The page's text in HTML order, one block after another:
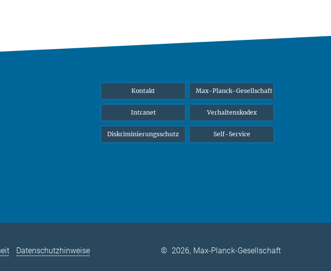
Kontakt Max-Planck-Gesellschaft
Intranet Verhaltenskodex
Diskriminierungsschutz Self-Service
Datenschutzhinweise © 2026, Max-Planck-Gesellschaft